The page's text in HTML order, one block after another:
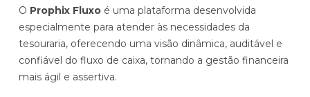
O Prophix Fluxo é uma plataforma desenvolvida
especialmente para atender às necessidades da
tesouraria, oferecendo uma visão dinâmica, auditável e
confiável do fluxo de caixa, tornando a gestão financeira
mais ágil e assertiva.